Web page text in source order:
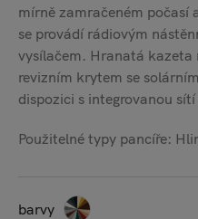
mírně zamračeném počasí
se provádí rádiovým
vysílačem. Hranatá kazeta
revizním krytem se
dispozici s integrovanou
Použitelné typy pancíře:
barvy